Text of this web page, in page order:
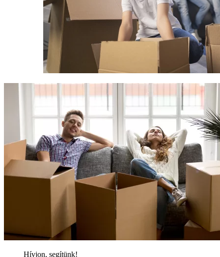
Hívjon, segítünk!